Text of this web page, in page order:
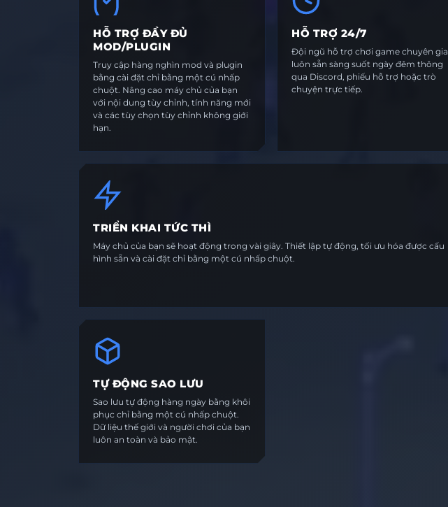
HỖ TRỢ ĐẦY ĐỦ
MOD/PLUGIN
Truy cập hàng nghìn mod và plugin
bằng cài đặt chỉ bằng một cú nhấp
chuột. Nâng cao máy chủ của bạn
với nội dung tùy chỉnh, tính năng mới
và các tùy chọn tùy chỉnh không giới
hạn.
HỖ TRỢ 24/7
Đội ngũ hỗ trợ chơi game chuyên gia
luôn sẵn sàng suốt ngày đêm thông
qua Discord, phiếu hỗ trợ hoặc trò
chuyện trực tiếp.
TRIỂN KHAI TỨC THÌ
Máy chủ của bạn sẽ hoạt động trong vài giây. Thiết lập tự động, tối ưu hóa được cấu
hình sẵn và cài đặt chỉ bằng một cú nhấp chuột.
TỰ ĐỘNG SAO LƯU
Sao lưu tự động hàng ngày bằng khôi
phục chỉ bằng một cú nhấp chuột.
Dữ liệu thế giới và người chơi của bạn
luôn an toàn và bảo mật.